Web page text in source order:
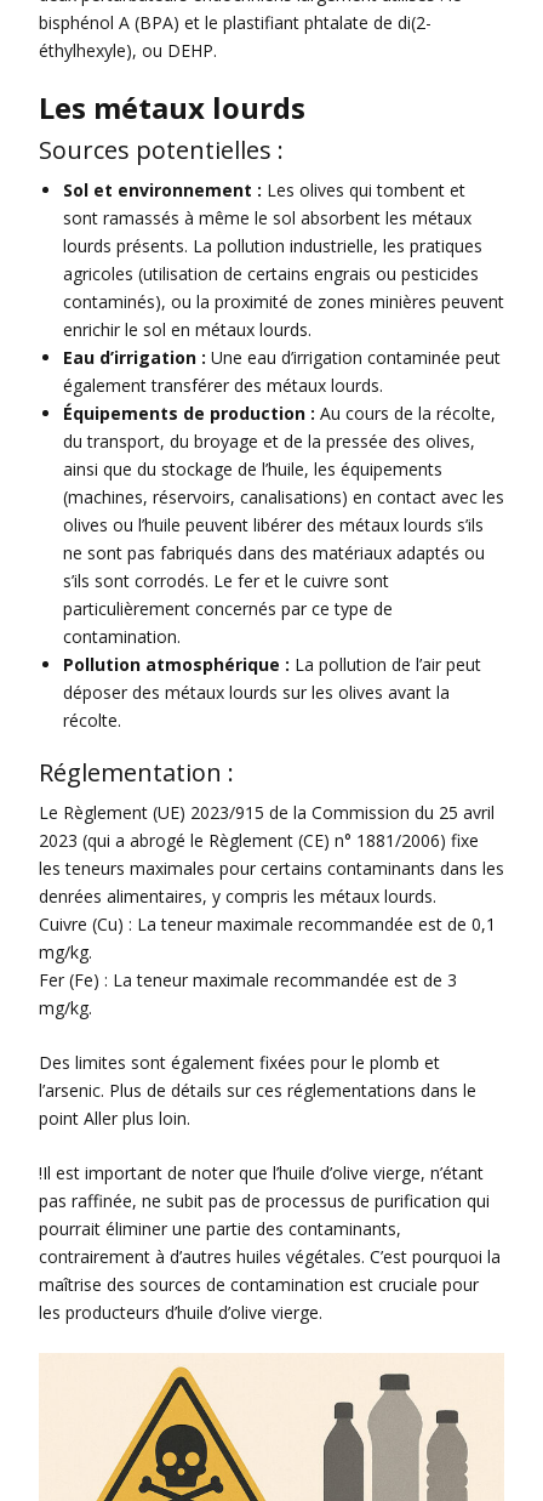
bisphénol A (BPA) et le plastifiant phtalate de di(2-
éthylhexyle), ou DEHP.
Les métaux lourds
Sources potentielles :
Sol et environnement : Les olives qui tombent et
sont ramassés à même le sol absorbent les métaux
lourds présents. La pollution industrielle, les pratiques
agricoles (utilisation de certains engrais ou pesticides
contaminés), ou la proximité de zones minières peuvent
enrichir le sol en métaux lourds.
Eau d’irrigation : Une eau d’irrigation contaminée peut
également transférer des métaux lourds.
Équipements de production : Au cours de la récolte,
du transport, du broyage et de la pressée des olives,
ainsi que du stockage de l’huile, les équipements
(machines, réservoirs, canalisations) en contact avec les
olives ou l’huile peuvent libérer des métaux lourds s’ils
ne sont pas fabriqués dans des matériaux adaptés ou
s’ils sont corrodés. Le fer et le cuivre sont
particulièrement concernés par ce type de
contamination.
Pollution atmosphérique : La pollution de l’air peut
déposer des métaux lourds sur les olives avant la
récolte.
Réglementation :
Le Règlement (UE) 2023/915 de la Commission du 25 avril
2023 (qui a abrogé le Règlement (CE) n° 1881/2006) fixe
les teneurs maximales pour certains contaminants dans les
denrées alimentaires, y compris les métaux lourds.
Cuivre (Cu) : La teneur maximale recommandée est de 0,1
mg/kg.
Fer (Fe) : La teneur maximale recommandée est de 3
mg/kg.
Des limites sont également fixées pour le plomb et
l’arsenic. Plus de détails sur ces réglementations dans le
point Aller plus loin.
!Il est important de noter que l’huile d’olive vierge, n’étant
pas raffinée, ne subit pas de processus de purification qui
pourrait éliminer une partie des contaminants,
contrairement à d’autres huiles végétales. C’est pourquoi la
maîtrise des sources de contamination est cruciale pour
les producteurs d’huile d’olive vierge.